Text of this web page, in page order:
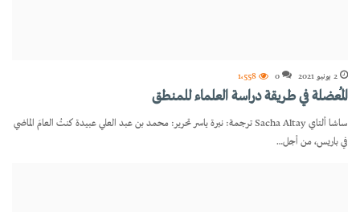
2 يونيو 2021 0 1٬558
المُعضلة في طريقة دراسة العلماء للمنطق
ساشا ألتاي Sacha Altay ترجمة: نيرة ياسر تحرير: محمد بن عبد العلي عبيدة كنتُ العامَ الماضي
في باريس، من أجل…